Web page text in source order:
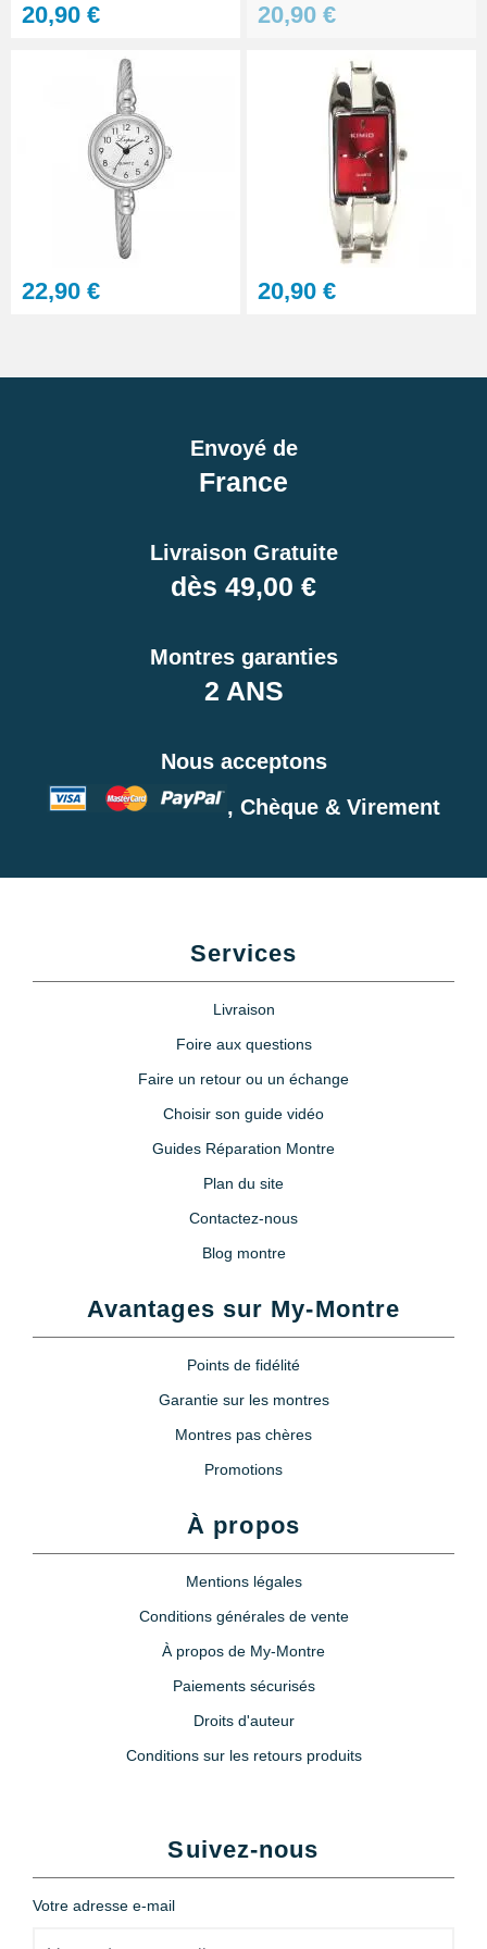
27,90 €
RUPTURE DE STOCK
Polish pour polir métal même
20,90 € 20,90 €
22,90 € 20,90 €
Envoyé de
France
Livraison Gratuite
dès 49,00 €
Montres garanties
2 ANS
Nous acceptons
, Chèque & Virement
Services
Livraison
Foire aux questions
Faire un retour ou un échange
Choisir son guide vidéo
Guides Réparation Montre
Plan du site
Contactez-nous
Blog montre
Avantages sur My-Montre
Points de fidélité
Garantie sur les montres
Montres pas chères
Promotions
À propos
Mentions légales
Conditions générales de vente
À propos de My-Montre
Paiements sécurisés
Droits d'auteur
Conditions sur les retours produits
Suivez-nous
Votre adresse e-mail